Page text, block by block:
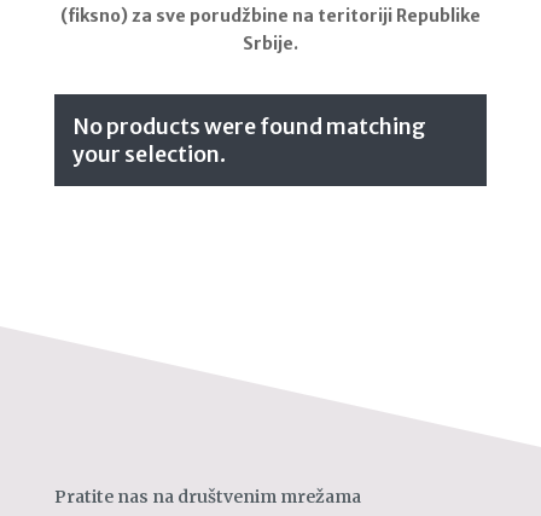
(fiksno) za sve porudžbine na teritoriji Republike
Srbije.
No products were found matching
your selection.
Pratite nas na društvenim mrežama